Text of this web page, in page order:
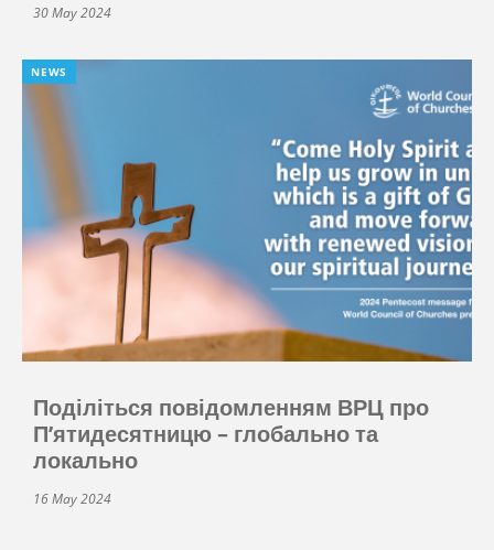
30 May 2024
NEWS
Поділіться повідомленням ВРЦ про
П’ятидесятницю – глобально та
локально
16 May 2024